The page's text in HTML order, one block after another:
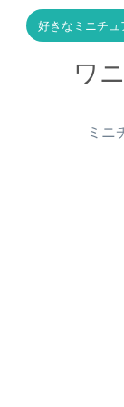
好きなミニチュ
ワ
ミニ